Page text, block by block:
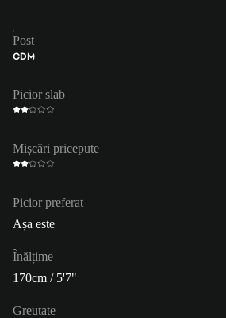
Post
CDM
Picior slab
Mișcări pricepute
Picior preferat
Așa este
Înălțime
170cm / 5'7"
Greutate